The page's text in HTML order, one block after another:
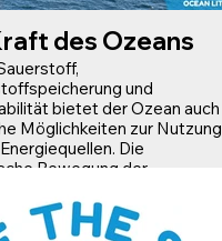
des Ozeans
und
bietet der Ozean auch
Möglichkeiten zur Nutzung
Die
Bewegung der
oder Ebbe und Flut
zur Erzeugung sauberer,
Energie nutzen.